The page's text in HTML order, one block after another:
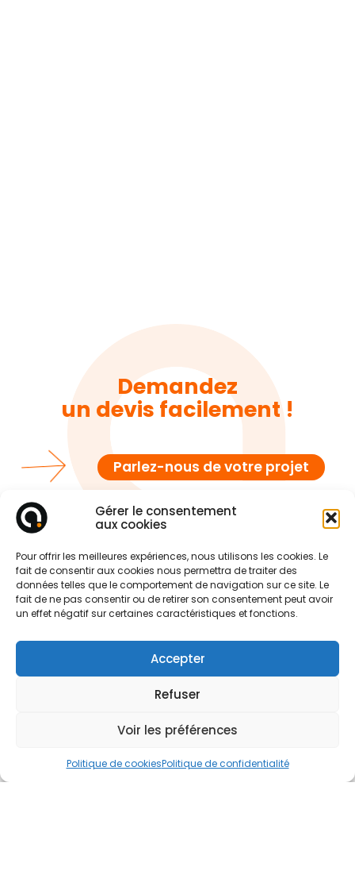
Gérer le consentement
aux cookies
Pour offrir les meilleures expériences, nous utilisons les cookies. Le
fait de consentir aux cookies nous permettra de traiter des
données telles que le comportement de navigation sur ce site. Le
fait de ne pas consentir ou de retirer son consentement peut avoir
un effet négatif sur certaines caractéristiques et fonctions.
Accepter
Refuser
Voir les préférences
Politique de cookiesPolitique de confidentialité
Demandez
un devis facilement !
Parlez-nous de votre projet